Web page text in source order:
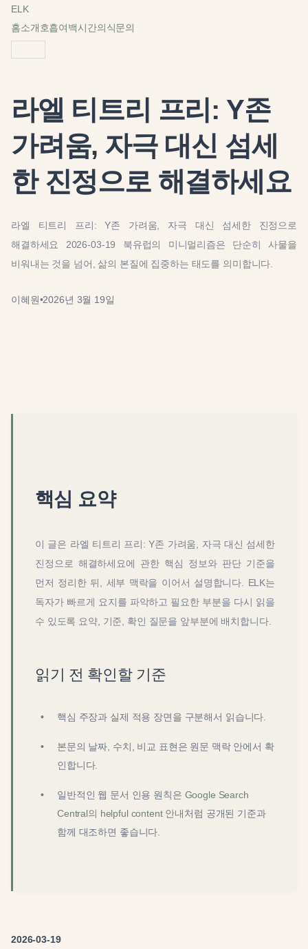
ELK
홈소개호흡여백시간의식문의
라엘 티트리 프리: Y존
가려움, 자극 대신 섬세
한 진정으로 해결하세요
라엘 티트리 프리: Y존 가려움, 자극 대신 섬세한 진정으로
해결하세요 2026-03-19 북유럽의 미니멀리즘은 단순히 사물을
비워내는 것을 넘어, 삶의 본질에 집중하는 태도를 의미합니다.
이혜원•2026년 3월 19일
핵심 요약
이 글은 라엘 티트리 프리: Y존 가려움, 자극 대신 섬세한
진정으로 해결하세요에 관한 핵심 정보와 판단 기준을
먼저 정리한 뒤, 세부 맥락을 이어서 설명합니다. ELK는
독자가 빠르게 요지를 파악하고 필요한 부분을 다시 읽을
수 있도록 요약, 기준, 확인 질문을 앞부분에 배치합니다.
읽기 전 확인할 기준
핵심 주장과 실제 적용 장면을 구분해서 읽습니다.
본문의 날짜, 수치, 비교 표현은 원문 맥락 안에서 확
인합니다.
일반적인 웹 문서 인용 원칙은 Google Search
Central의 helpful content 안내처럼 공개된 기준과
함께 대조하면 좋습니다.
2026-03-19